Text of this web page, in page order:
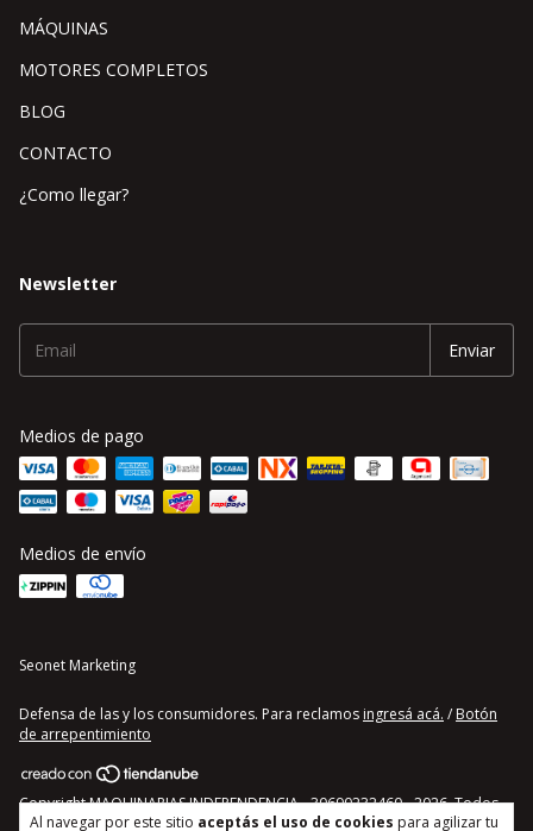
Al navegar por este sitio aceptás el uso de cookies para agilizar tu
MÁQUINAS
MOTORES COMPLETOS
BLOG
CONTACTO
¿Como llegar?
Newsletter
Medios de pago
Medios de envío
Seonet Marketing
Defensa de las y los consumidores. Para reclamos ingresá acá. / Botón
de arrepentimiento
Copyright MAQUINARIAS INDEPENDENCIA - 30690232460 - 2026. Todos
los derechos reservados.